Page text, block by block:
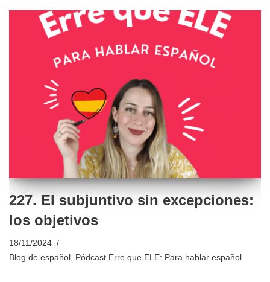
227. El subjuntivo sin excepciones:
los objetivos
18/11/2024
Blog de español , Pódcast Erre que ELE: Para hablar español